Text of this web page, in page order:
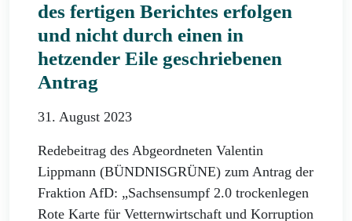
des fertigen Berichtes erfolgen
und nicht durch einen in
hetzender Eile geschriebenen
Antrag
31. August 2023
Redebeitrag des Abgeordneten Valentin
Lippmann (BÜNDNISGRÜNE) zum Antrag der
Fraktion AfD: „Sachsensumpf 2.0 trockenlegen
Rote Karte für Vetternwirtschaft und Korruption